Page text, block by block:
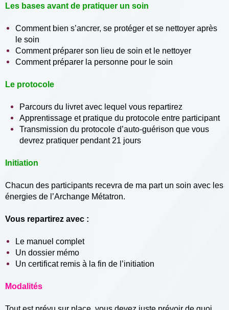
Les bases avant de pratiquer un soin
Comment bien s’ancrer, se protéger et se nettoyer après
le soin
Comment préparer son lieu de soin et le nettoyer
Comment préparer la personne pour le soin
Le protocole
Parcours du livret avec lequel vous repartirez
Apprentissage et pratique du protocole entre participant
Transmission du protocole d’auto-guérison que vous
devrez pratiquer pendant 21 jours
Initiation
Chacun des participants recevra de ma part un soin avec les
énergies de l’Archange Métatron.
Vous repartirez avec :
Le manuel complet
Un dossier mémo
Un certificat remis à la fin de l’initiation
Modalités